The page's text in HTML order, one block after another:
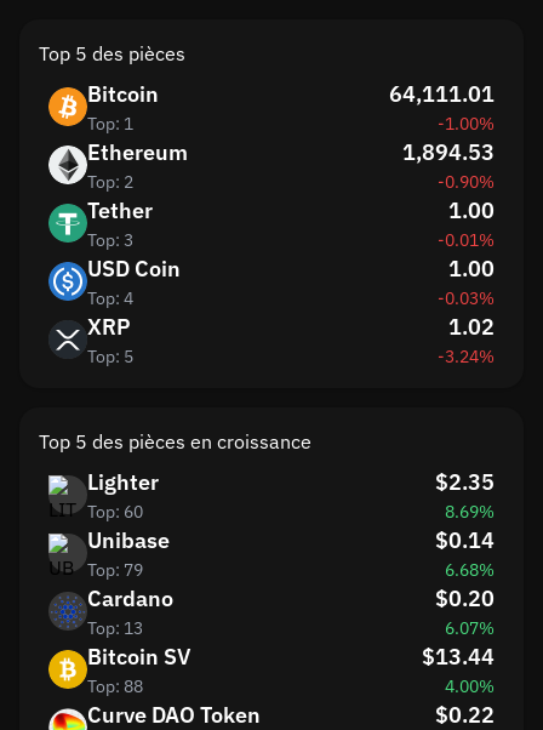
Top 5 des pièces
Bitcoin
Top: 1
64,111.01
-1.00%
Ethereum
Top: 2
1,894.53
-0.90%
Tether
Top: 3
1.00
-0.01%
USD Coin
Top: 4
1.00
-0.03%
XRP
Top: 5
1.02
-3.24%
Top 5 des pièces en croissance
Lighter
Top: 60
$2.35
8.69%
Unibase
Top: 79
$0.14
6.68%
Cardano
Top: 13
$0.20
6.07%
Bitcoin SV
Top: 88
$13.44
4.00%
Curve DAO Token $0.22